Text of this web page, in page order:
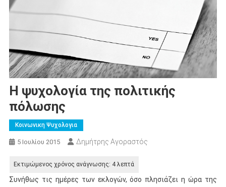
Η ψυχολογία της πολιτικής
πόλωσης
Κοινωνικη Ψυχολογια
5 Ιουλίου 2015 Δημήτρης Αγοραστός
Συνήθως τις ημέρες των εκλογών, όσο πλησιάζει η ώρα της